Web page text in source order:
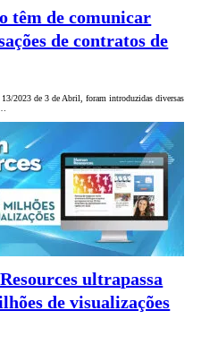
têm de comunicar
de contratos de
2023 de 3 de Abril, foram introduzidas diversas
ultrapassa
de visualizações